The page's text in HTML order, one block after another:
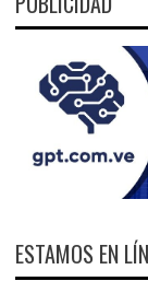
ESTAMOS EN